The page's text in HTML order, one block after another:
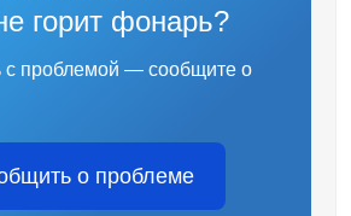
горит фонарь?
с проблемой — сообщите о
о проблеме